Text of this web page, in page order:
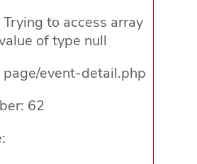
to access array
of type null
page/event-detail.php
62